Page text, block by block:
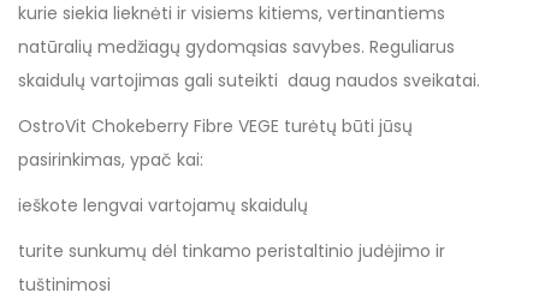
kurie siekia lieknėti ir visiems kitiems, vertinantiems
natūralių medžiagų gydomąsias savybes. Reguliarus
skaidulų vartojimas gali suteikti daug naudos sveikatai.
OstroVit Chokeberry Fibre VEGE turėtų būti jūsų
pasirinkimas, ypač kai:
ieškote lengvai vartojamų skaidulų
turite sunkumų dėl tinkamo peristaltinio judėjimo ir
tuštinimosi